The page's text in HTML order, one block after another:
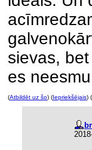
sievas,
es
(Atbildēt uz šo) (Iepriekšējais) (